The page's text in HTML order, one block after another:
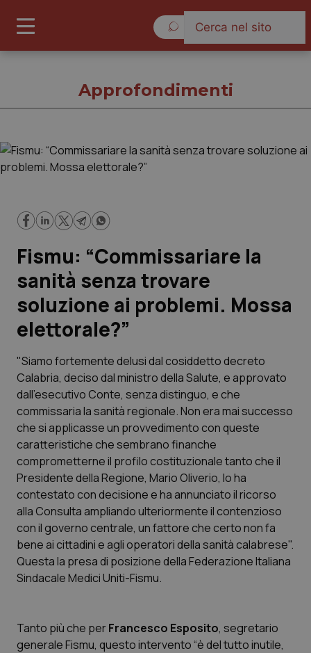
Governo e Parlamento
Regioni e Asl
Lavoro e Professioni
Studi e Analisi
Lettere al direttore
Edizioni Regionali
QS Pro
Professionisti Sanitari.AI
Abruzzo
Calabria
QS Pro Gold
Asma & BPCO
Approfondimenti
Fismu: “Commissariare la
sanità senza trovare
soluzione ai problemi. Mossa
elettorale?”
"Siamo fortemente delusi dal cosiddetto decreto
Calabria, deciso dal ministro della Salute, e approvato
dall’esecutivo Conte, senza distinguo, e che
commissaria la sanità regionale. Non era mai successo
che si applicasse un provvedimento con queste
caratteristiche che sembrano finanche
comprometterne il profilo costituzionale tanto che il
Presidente della Regione, Mario Oliverio, lo ha
contestato con decisione e ha annunciato il ricorso
alla Consulta ampliando ulteriormente il contenzioso
con il governo centrale, un fattore che certo non fa
bene ai cittadini e agli operatori della sanità calabrese".
Questa la presa di posizione della Federazione Italiana
Sindacale Medici Uniti-Fismu.
Tanto più che perFrancesco Esposito, segretario
generale Fismu, questo intervento “è del tutto inutile,